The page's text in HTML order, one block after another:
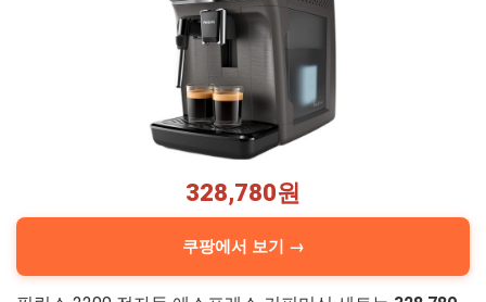
328,780원
쿠팡에서 보기 →